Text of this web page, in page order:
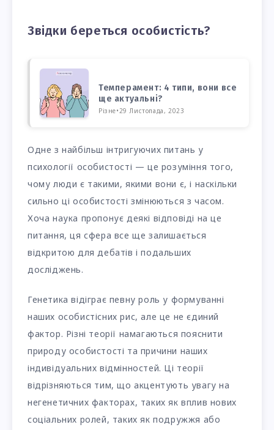
Звідки береться особистість?
Темперамент: 4 типи, вони все
ще актуальні?
Різне• 29 Листопада, 2023
Одне з найбільш інтригуючих питань у
психології особистості — це розуміння того,
чому люди є такими, якими вони є, і наскільки
сильно ці особистості змінюються з часом.
Хоча наука пропонує деякі відповіді на це
питання, ця сфера все ще залишається
відкритою для дебатів і подальших
досліджень.
Генетика відіграє певну роль у формуванні
наших особистісних рис, але це не єдиний
фактор. Різні теорії намагаються пояснити
природу особистості та причини наших
індивідуальних відмінностей. Ці теорії
відрізняються тим, що акцентують увагу на
негенетичних факторах, таких як вплив нових
соціальних ролей, таких як подружжя або